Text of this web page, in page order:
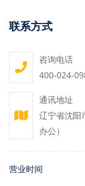
联系方式
咨询电话
400-024-
通讯地址
辽宁省沈阳
办公）
营业时间